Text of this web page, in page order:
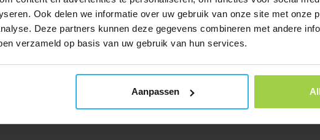
Ook delen we informatie over uw gebruik van onze site met onze
Deze partners kunnen deze gegevens combineren met andere
verzameld op basis van uw gebruik van hun services.
Aanpassen
Ontvang direct een melding op je smartphone zodra er iets
gebeurt.